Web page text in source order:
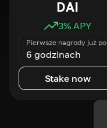
DAI
3% APY
Pierwsze nagrody już po
6 godzinach
Stake now